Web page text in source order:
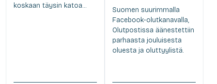
koskaan täysin katoa...
Suomen suurimmalla
Facebook-olutkanavalla,
Olutpostissa äänestettiin
parhaasta jouluisesta
oluesta ja oluttyylistä.